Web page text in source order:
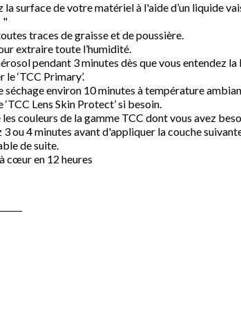
surface de votre matériel à l'aide d’un liquide
"
traces de graisse et de poussière.
extraire toute l’humidité.
pendant 3 minutes dès que vous entendez la
‘TCC Primary’.
séchage environ 10 minutes à température
Lens Skin Protect’ si besoin.
couleurs de la gamme TCC dont vous avez
ou 4 minutes avant d'appliquer la couche
de suite.
cœur en 12 heures